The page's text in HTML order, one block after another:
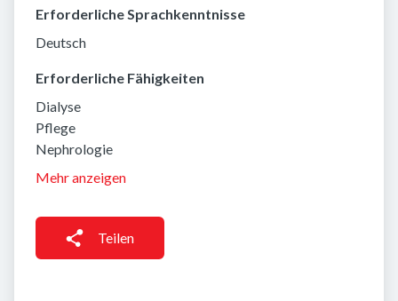
Erforderliche Sprachkenntnisse
Deutsch
Erforderliche Fähigkeiten
Dialyse
Pflege
Nephrologie
Mehr anzeigen
Teilen